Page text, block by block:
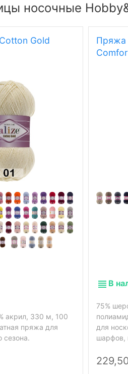
носочные
Gold
акрил, 330 м, 100
пряжа для
сезона.
Пряжа
В
75%
для
шарфов,